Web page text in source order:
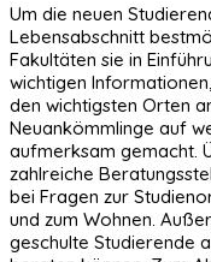
Um die neuen
Lebensabschnitt
Fakultäten sie in
wichtigen
den wichtigsten Orten
Neuankömmlinge auf
aufmerksam gemacht.
zahlreiche
bei Fragen zur
und zum Wohnen.
geschulte Studierende